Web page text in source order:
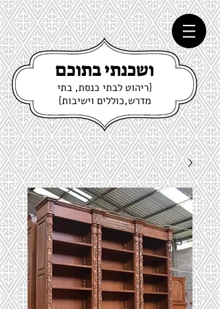
ושכנתי בתוכם
{ריהוט לבתי כנסת, בתי
מדרש,כוללים וישיבות}